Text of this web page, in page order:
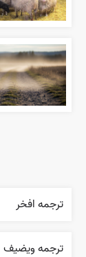
ترجمه افخر
ترجمه ويضيف